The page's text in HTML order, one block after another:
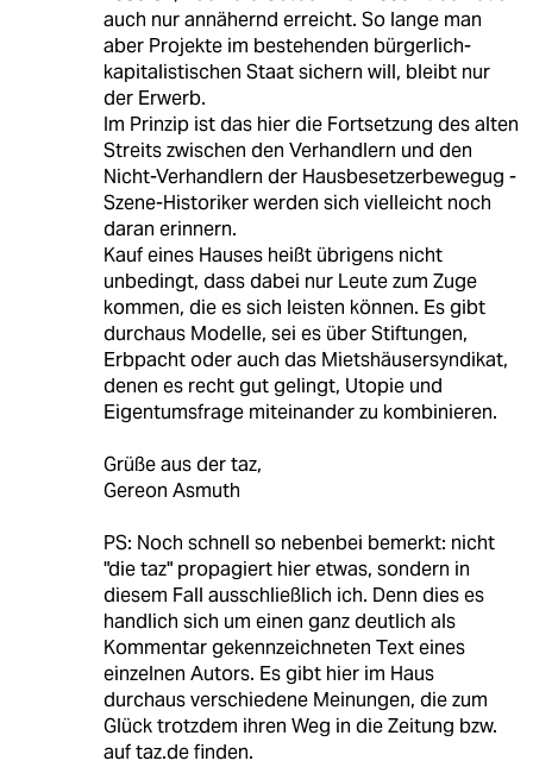
auch nur annähernd erreicht. So lange man
aber Projekte im bestehenden bürgerlich-
kapitalistischen Staat sichern will, bleibt nur
der Erwerb.
Im Prinzip ist das hier die Fortsetzung des alten
Streits zwischen den Verhandlern und den
Nicht-Verhandlern der Hausbesetzerbewegug -
Szene-Historiker werden sich vielleicht noch
daran erinnern.
Kauf eines Hauses heißt übrigens nicht
unbedingt, dass dabei nur Leute zum Zuge
kommen, die es sich leisten können. Es gibt
durchaus Modelle, sei es über Stiftungen,
Erbpacht oder auch das Mietshäusersyndikat,
denen es recht gut gelingt, Utopie und
Eigentumsfrage miteinander zu kombinieren.
Grüße aus der taz,
Gereon Asmuth
PS: Noch schnell so nebenbei bemerkt: nicht
"die taz" propagiert hier etwas, sondern in
diesem Fall ausschließlich ich. Denn dies es
handlich sich um einen ganz deutlich als
Kommentar gekennzeichneten Text eines
einzelnen Autors. Es gibt hier im Haus
durchaus verschiedene Meinungen, die zum
Glück trotzdem ihren Weg in die Zeitung bzw.
auf taz.de finden.